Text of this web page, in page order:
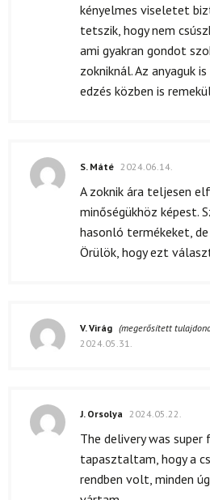
kényelmes viseletet
tetszik, hogy nem
ami gyakran gondot
zokniknál. Az anyaguk
edzés közben is
S. Máté 2024.06.14.
A zoknik ára teljesen
minőségükhöz képest.
hasonló termékeket,
Örülök, hogy ezt
V. Virág (megerősített
2024.05.31.
J. Orsolya 2024.05.22.
The delivery was
tapasztaltam, hogy a
rendben volt, minden